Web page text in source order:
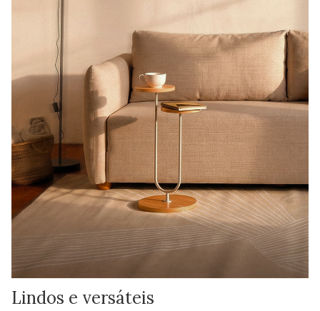
Lindos e versáteis